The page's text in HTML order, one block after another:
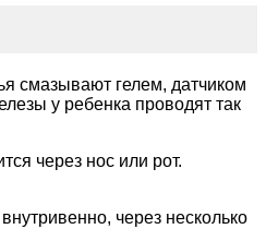
смазывают гелем, датчиком
у ребенка проводят так
через нос или рот.
через несколько